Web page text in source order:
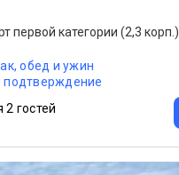
первой категории (2,3 корп.)
обед и ужин
2 гостей